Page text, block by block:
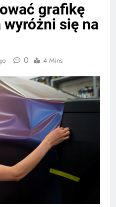
grafikę
się na
0 4 Mins